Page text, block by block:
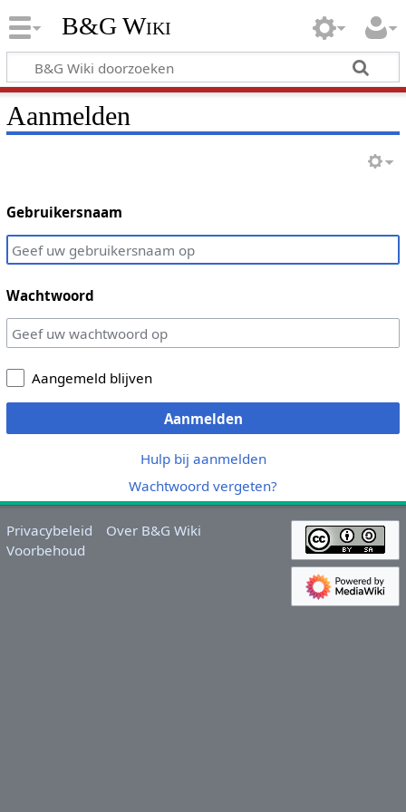
B&G Wiki
Aanmelden
Gebruikersnaam
Wachtwoord
Aangemeld blijven
Aanmelden
Hulp bij aanmelden
Wachtwoord vergeten?
Privacybeleid
Over B&G Wiki
Voorbehoud